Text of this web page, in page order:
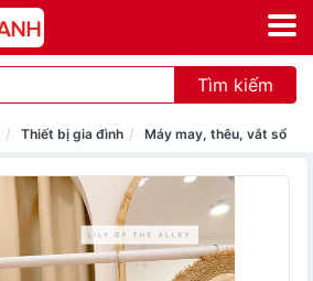
Tìm kiếm
Thiết bị gia đình Máy may, thêu, vắt sổ